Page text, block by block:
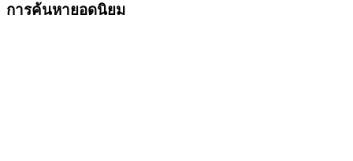
การค้นหายอดนิยม